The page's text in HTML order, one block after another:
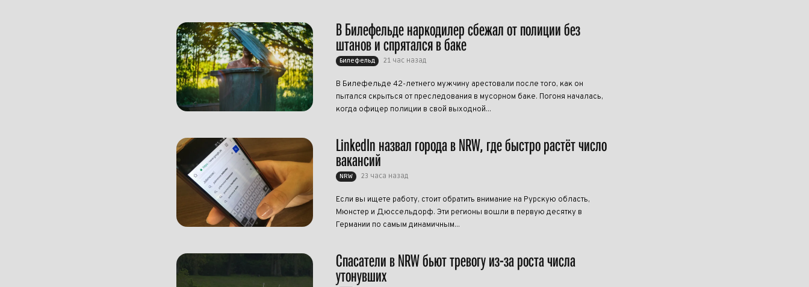
В Билефельде наркодилер сбежал от полиции без
штанов и спрятался в баке
Билефельд 21 час назад
В Билефельде 42-летнего мужчину арестовали после того, как он
пытался скрыться от преследования в мусорном баке. Погоня началась,
когда офицер полиции в свой выходной...
LinkedIn назвал города в NRW, где быстро растёт число
вакансий
NRW 23 часа назад
Если вы ищете работу, стоит обратить внимание на Рурскую область,
Мюнстер и Дюссельдорф. Эти регионы вошли в первую десятку в
Германии по самым динамичным...
Спасатели в NRW бьют тревогу из-за роста числа
утонувших